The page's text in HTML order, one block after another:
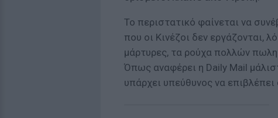
Το περιστατικό φαίνεται να
που οι Κινέζοι δεν εργάζονται,
μάρτυρες, τα ρούχα πολλών
Όπως αναφέρει η Daily Mail
υπάρχει υπεύθυνος να